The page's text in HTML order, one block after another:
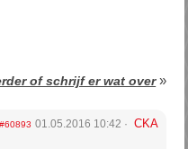
of schrijf er wat over»
#60893 01.05.2016 10:42 CKA